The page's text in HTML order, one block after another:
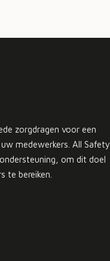
zorgdragen voor een
medewerkers. All Safety
om dit doel
te bereiken.